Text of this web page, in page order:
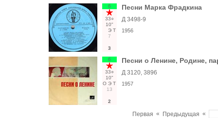
6
33○
10"
Э Т
7
3
Песни Марка Фрадкина
Д 3498-9
1956
6
33○
10"
О Э Т
13
2
Песни о Ленине, Родине,
Д 3120, 3896
1957
Первая « Предыдущая «